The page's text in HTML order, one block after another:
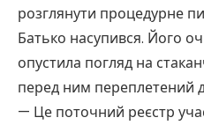
розглянути процедурне
Батько насупився. Його
опустила погляд на
перед ним переплетений
— Це поточний реєстр